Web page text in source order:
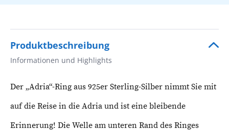
Produktbeschreibung
Informationen und Highlights
Der „Adria“-Ring aus 925er Sterling-Silber nimmt Sie mit
auf die Reise in die Adria und ist eine bleibende
Erinnerung! Die Welle am unteren Rand des Ringes